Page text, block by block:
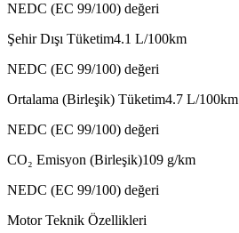
NEDC (EC 99/100) değeri
Şehir Dışı Tüketim4.1 L/100km
NEDC (EC 99/100) değeri
Ortalama (Birleşik) Tüketim4.7 L/100km
NEDC (EC 99/100) değeri
CO₂ Emisyon (Birleşik)109 g/km
NEDC (EC 99/100) değeri
Motor Teknik Özellikleri